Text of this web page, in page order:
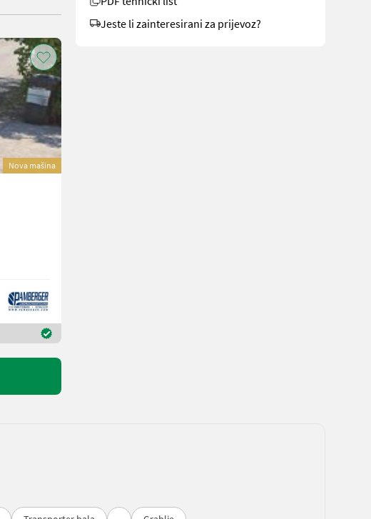
Jeste li zainteresirani za prijevoz?
Nova mašina